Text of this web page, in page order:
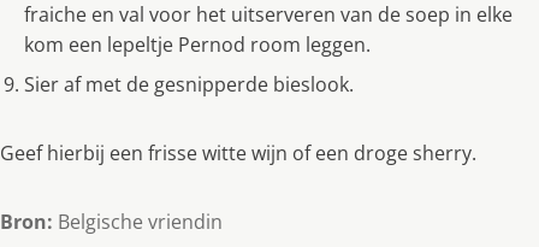
fraiche en val voor het uitserveren van de soep in elke
kom een lepeltje Pernod room leggen.
Sier af met de gesnipperde bieslook.
Geef hierbij een frisse witte wijn of een droge sherry.
Bron: Belgische vriendin